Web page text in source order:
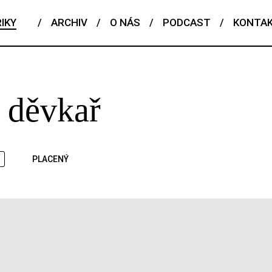
/ ARCHIV / O NÁS / PODCAST /
PLACENÝ